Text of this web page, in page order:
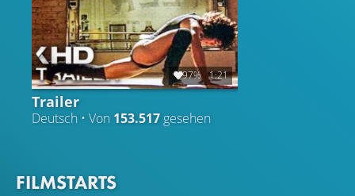
97% 1:21
Trailer
Deutsch • Von 153.517 gesehen
FILMSTARTS